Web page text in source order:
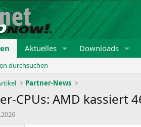
Aktuelles Downloads
durchsuchen
Partner-News
CPUs: AMD kassiert